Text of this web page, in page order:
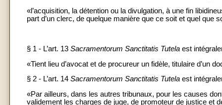
«l’acquisition, la détention ou la divulgation, à une fin
part d’un clerc, de quelque manière que ce soit et quel que
§ 1 - L’art. 13 Sacramentorum Sanctitatis Tutela est
«Tient lieu d’avocat et de procureur un fidèle, titulaire d’un
§ 2 - L’art. 14 Sacramentorum Sanctitatis Tutela est
«Par ailleurs, dans les autres tribunaux, pour les causes
validement les charges de juge, de promoteur de justice et